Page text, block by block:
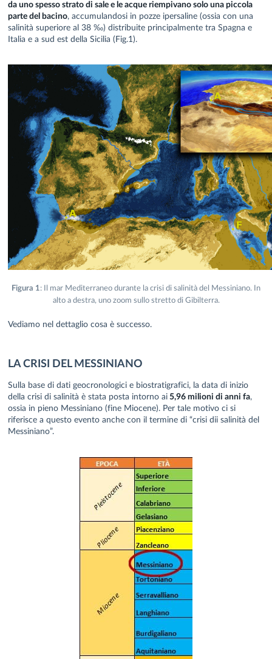
da uno spesso strato di sale e le acque riempivano solo una piccola
parte del bacino, accumulandosi in pozze ipersaline (ossia con una
salinità superiore al 38 ‰) distribuite principalmente tra Spagna e
Italia e a sud est della Sicilia (Fig.1).
Figura 1: Il mar Mediterraneo durante la crisi di salinità del Messiniano. In
alto a destra, uno zoom sullo stretto di Gibilterra.
Vediamo nel dettaglio cosa è successo.
LA CRISI DEL MESSINIANO
Sulla base di dati geocronologici e biostratigrafici, la data di inizio
della crisi di salinità è stata posta intorno ai5,96 milioni di anni fa,
ossia in pieno Messiniano (fine Miocene). Per tale motivo ci si
riferisce a questo evento anche con il termine di “crisi dii salinità del
Messiniano”.